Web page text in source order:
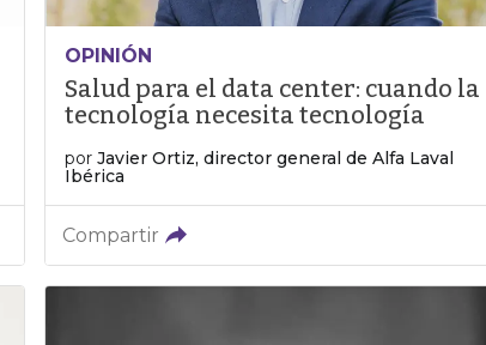
OPINIÓN
Salud para el data center: cuando la
tecnología necesita tecnología
por Javier Ortiz, director general de Alfa Laval
Ibérica
Compartir